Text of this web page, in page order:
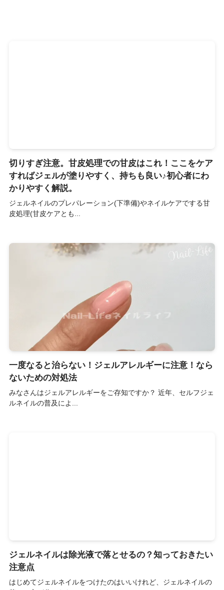
切りすぎ注意。甘皮処理での甘皮はこれ！ここをケア
すればジェルが塗りやすく、持ちも良い♪初心者にわ
かりやすく解説。
ジェルネイルのプレパレーション(下準備)やネイルケアでする甘
皮処理(甘皮ケアとも...
一度なると治らない！ジェルアレルギーに注意！なら
ないための対処法
みなさんはジェルアレルギーをご存知ですか？ 近年、セルフジェ
ルネイルの普及によ...
ジェルネイルは除光液で落とせるの？知っておきたい
注意点
はじめてジェルネイルをつけたのはいいけれど、ジェルネイルの